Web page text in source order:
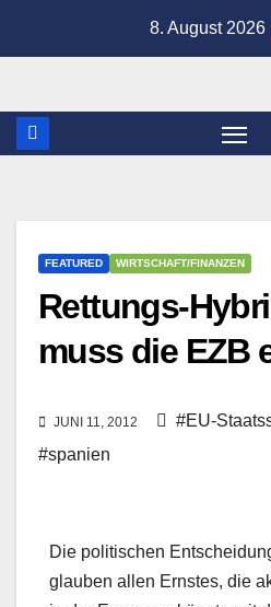
8. August 2026
FEATURED WIRTSCHAFT/FINANZEN
Rettungs-
muss die EZB
JUNI 11, 2012 #EU-
#spanien
Die politischen
glauben allen Ernstes, die